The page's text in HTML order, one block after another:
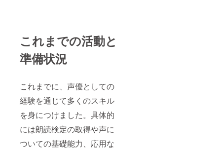
これまでの活動と
準備状況
これまでに、声優としての
経験を通じて多くのスキル
を身につけました。具体的
には朗読検定の取得や声に
ついての基礎能力、応用な